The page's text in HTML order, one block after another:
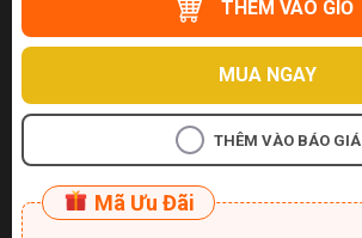
THÊM VÀO GIỎ
MUA NGAY
THÊM VÀO BÁO GIÁ
Mã Ưu Đãi